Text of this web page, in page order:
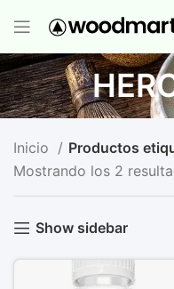
Inicio
Productos
Mostrando los 2
Show sidebar
Premium-
GRATIS